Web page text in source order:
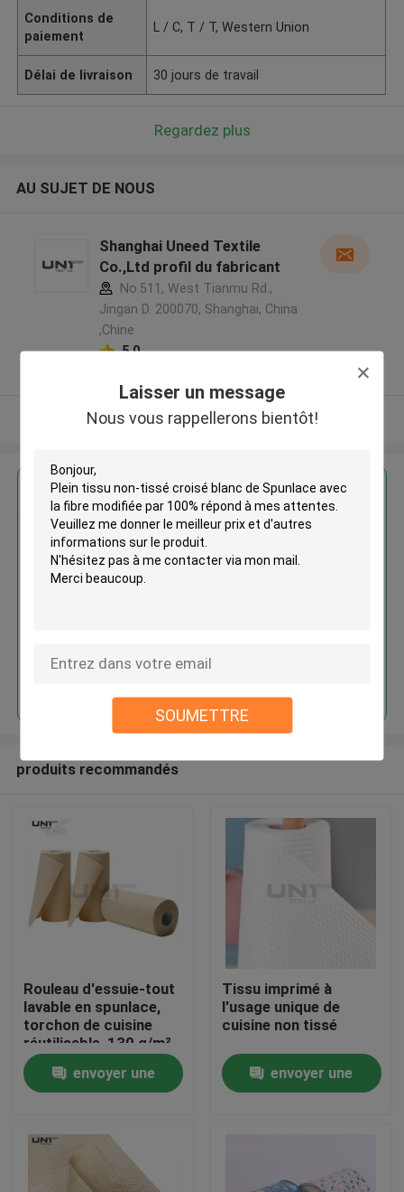
Laisser un message
Nous vous rappellerons bientôt!
SOUMETTRE
À la maison
À propos de nous
Conditions de
paiement
L / C, T / T, Western Union
Délai de livraison 30 jours de travail
Regardez plus
AU SUJET DE NOUS
Shanghai Uneed Textile
Co.,Ltd profil du fabricant
No.511, West Tianmu Rd.,
Jingan D. 200070, Shanghai, China
,Chine
5.0
Regardez plus
Plein tissu non-tissé croisé
blanc de Spunlace avec la fibre
produits recommandés
Rouleau d'essuie-tout
lavable en spunlace,
torchon de cuisine
réutilisable, 130 g/m²
envoyer une
Tissu imprimé à
l'usage unique de
cuisine non tissé
envoyer une